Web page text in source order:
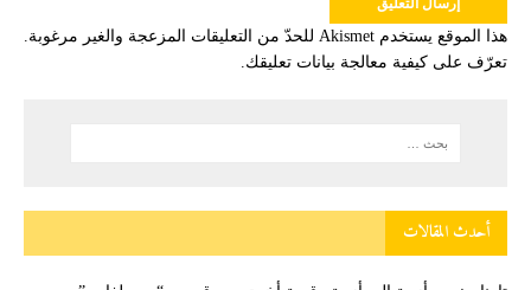
هذا الموقع يستخدم Akismet للحدّ من التعليقات المزعجة والغير مرغوبة.
تعرّف على كيفية معالجة بيانات تعليقك
أحدث المقالات